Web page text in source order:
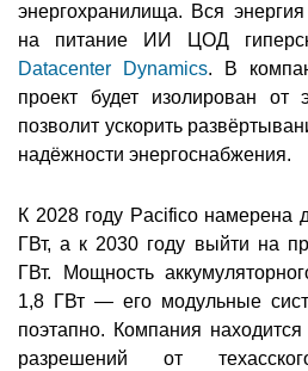
энергохранилища. Вся
на питание ИИ ЦОД
Datacenter Dynamics. В
проект будет изолирован от
позволит ускорить
надёжности энергоснабжения.
К 2028 году Pacifico намерена
ГВт, а к 2030 году выйти на
ГВт. Мощность
1,8 ГВт — его модульные
поэтапно. Компания
разрешений от